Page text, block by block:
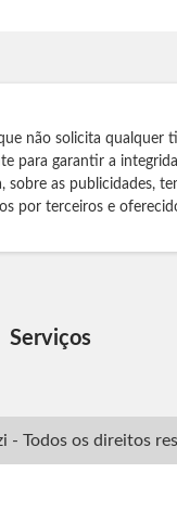
não solicita qualquer
para garantir a
as publicidades,
por terceiros e
Serviços
- Todos os direitos